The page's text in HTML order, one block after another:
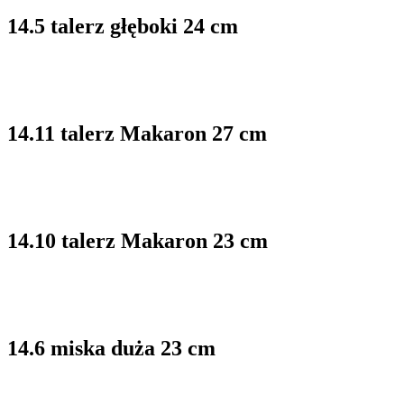
14.5 talerz głęboki 24 cm
14.11 talerz Makaron 27 cm
14.10 talerz Makaron 23 cm
14.6 miska duża 23 cm